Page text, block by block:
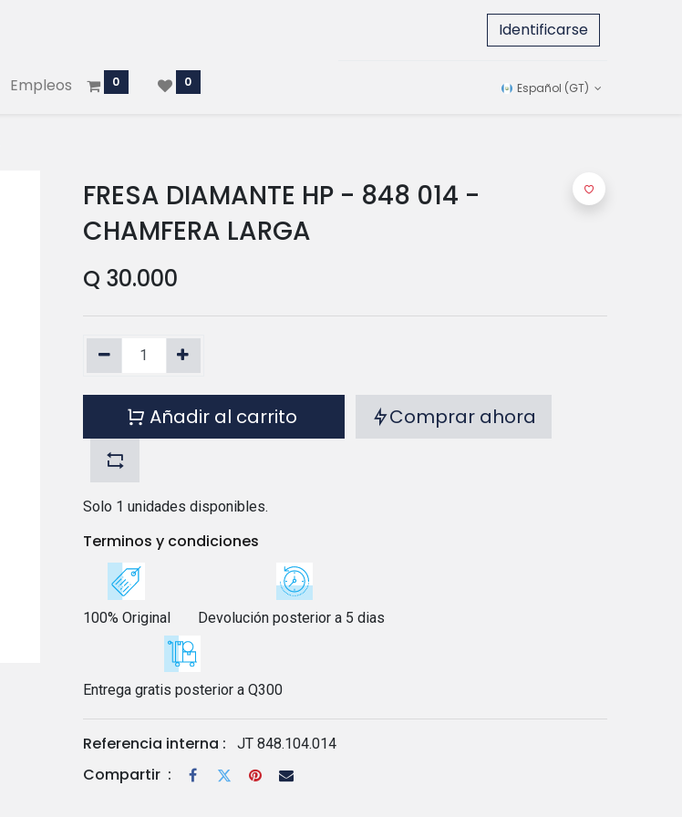
Identificarse
Empleos 0 0 Español (GT)
FRESA DIAMANTE HP - 848 014 -
CHAMFERA LARGA
Q 30.000
Añadir al carrito Comprar ahora
Solo 1 unidades disponibles.
Terminos y condiciones
100% Original Devolución posterior a 5 dias
Entrega gratis posterior a Q300
Referencia interna : JT 848.104.014
Compartir :